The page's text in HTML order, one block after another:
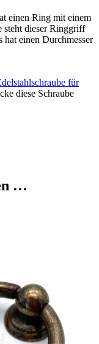
einen Ring mit einem
steht dieser Ringgriff
einen Durchmesser
für
diese Schraube
…